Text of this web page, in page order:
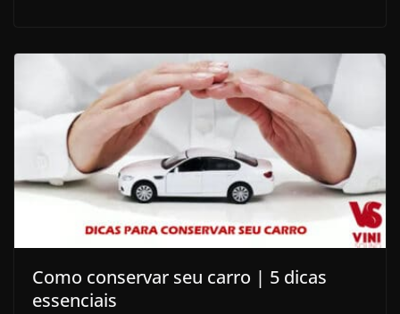
Como conservar seu carro | 5 dicas
essenciais